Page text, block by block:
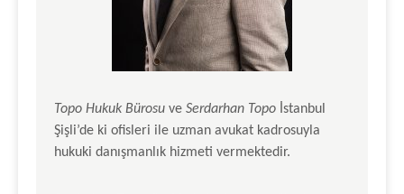
Topo Hukuk Bürosu ve Serdarhan Topo İstanbul
Şişli’de ki ofisleri ile uzman avukat kadrosuyla
hukuki danışmanlık hizmeti vermektedir.